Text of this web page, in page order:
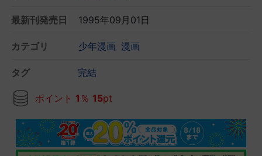
最新刊発売日 1995年09月01日
カテゴリ 少年漫画 漫画
タグ 完結
ポイント 1 ％ 15pt